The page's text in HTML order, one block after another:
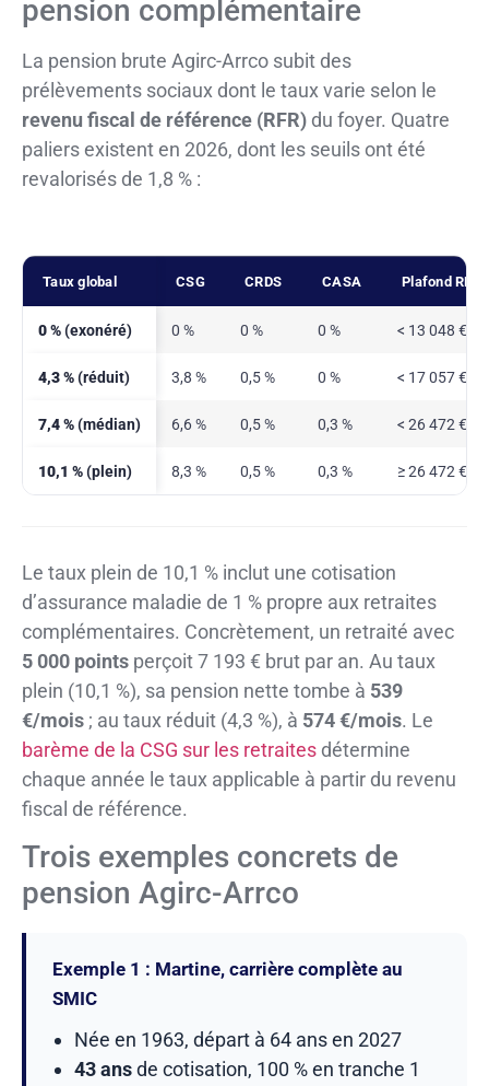
pension complémentaire
La pension brute Agirc-Arrco subit des
prélèvements sociaux dont le taux varie selon le
revenu fiscal de référence (RFR) du foyer. Quatre
paliers existent en 2026, dont les seuils ont été
revalorisés de 1,8 % :
Taux global CSG CRDS CASA Plafond RFR
0 %(exonéré) 0 % 0 % 0 % < 13 048 €
4,3 %(réduit) 3,8 % 0,5 % 0 % < 17 057 €
7,4 %(médian) 6,6 % 0,5 % 0,3 % < 26 472 €
10,1 %(plein) 8,3 % 0,5 % 0,3 % ≥ 26 472 €
Le taux plein de 10,1 % inclut une cotisation
d’assurance maladie de 1 % propre aux retraites
complémentaires. Concrètement, un retraité avec
5 000 points perçoit 7 193 € brut par an. Au taux
plein (10,1 %), sa pension nette tombe à 539
€/mois ; au taux réduit (4,3 %), à 574 €/mois. Le
barème de la CSG sur les retraites détermine
chaque année le taux applicable à partir du revenu
fiscal de référence.
Trois exemples concrets de
pension Agirc-Arrco
Exemple 1 : Martine, carrière complète au
SMIC
Née en 1963, départ à 64 ans en 2027
43 ansde cotisation, 100 % en tranche 1